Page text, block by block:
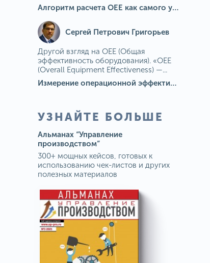
Алгоритм расчета ОЕЕ как самого универсального и современного показателя эффективности оборудования в мире
Сергей Петрович Григорьев
Другой взгляд на OEE (Общая
эффективность оборудования). «OEE
(Overall Equipment Effectiveness) —...
Измерение операционной эффективности: ключевые показатели для непрерывного совершенствования
УЗНАЙТЕ БОЛЬШЕ
Альманах “Управление
производством”
300+ мощных кейсов, готовых к
использованию чек-листов и других
полезных материалов